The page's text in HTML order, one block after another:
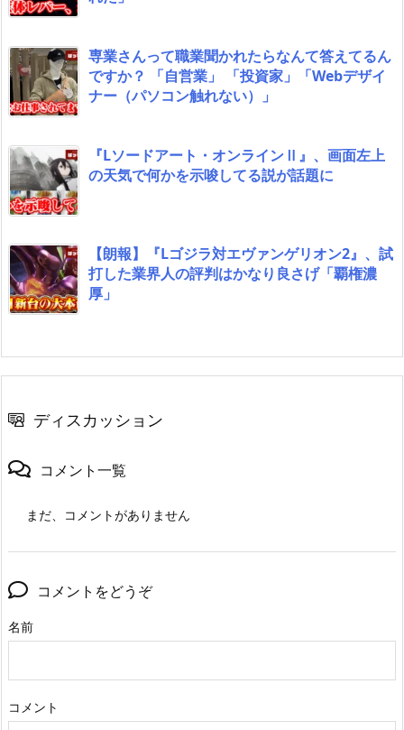
専業さんって職業聞かれたらなんて答えてるん
ですか？ 「自営業」 「投資家」「Webデザイ
ナー（パソコン触れない）」
『Lソードアート・オンラインⅡ』、画面左上
の天気で何かを示唆してる説が話題に
【朗報】『Lゴジラ対エヴァンゲリオン2』、試
打した業界人の評判はかなり良さげ「覇権濃
厚」
ディスカッション
コメント一覧
まだ、コメントがありません
コメントをどうぞ
名前
コメント